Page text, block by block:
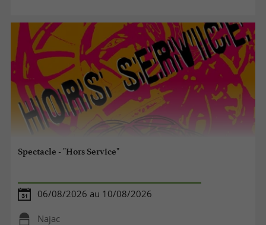
Spectacle - "Hors Service"
06/08/2026 au 10/08/2026
Najac